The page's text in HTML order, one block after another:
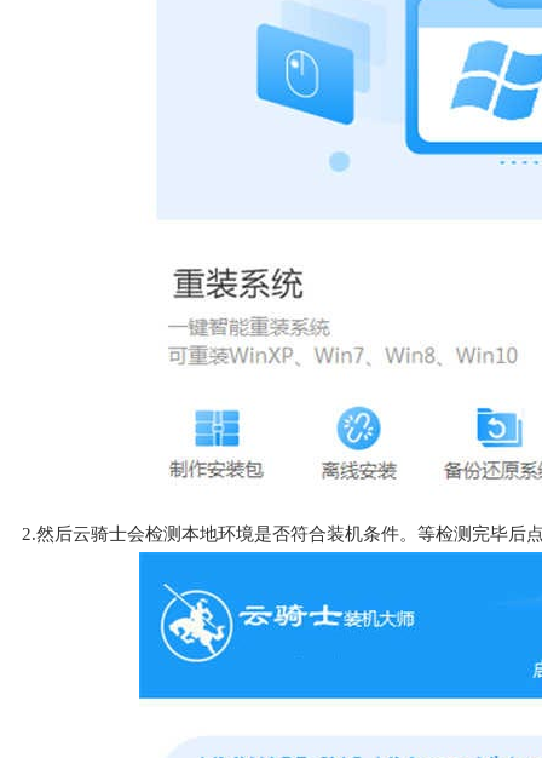
2.然后云骑士会检测本地环境是否符合装机条件。等检测完毕后